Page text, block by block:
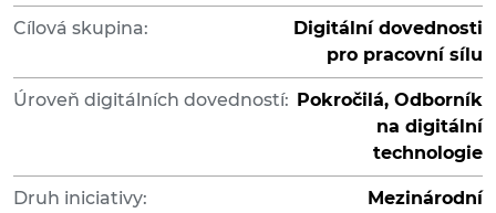
Cílová skupina:
Digitální dovednosti
pro pracovní sílu
Úroveň digitálních dovedností:
Pokročilá, Odborník
na digitální
technologie
Druh iniciativy:
Mezinárodní